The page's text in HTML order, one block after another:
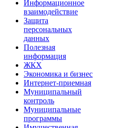
Информационное
взаимодействие
Защита
персональных
данных
Полезная
информация
ЖКХ
Экономика и бизнес
Интернет-приемная
Муниципальный
контроль
Муниципальные
программы